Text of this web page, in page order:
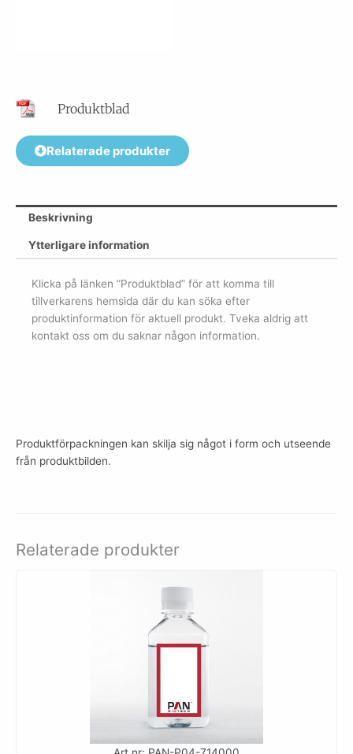
Produktblad
Relaterade produkter
Beskrivning
Ytterligare information
Klicka på länken ”Produktblad” för att komma till
tillverkarens hemsida där du kan söka efter
produktinformation för aktuell produkt. Tveka aldrig att
kontakt oss om du saknar någon information.
Produktförpackningen kan skilja sig något i form och utseende
från produktbilden.
Relaterade produkter